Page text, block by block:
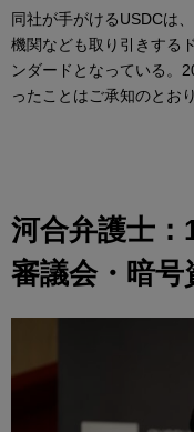
同社が手がけるUSDCは
機関なども取り引きする
ンダードとなっている。
ったことはご承知のとおり
河合弁護士
審議会・暗